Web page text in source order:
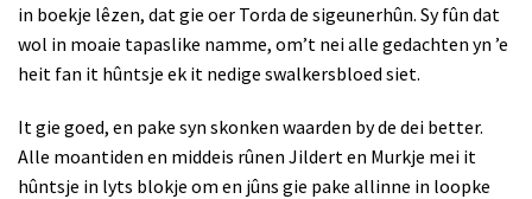
in boekje lêzen, dat gie oer Torda de sigeunerhûn. Sy fûn dat
wol in moaie tapaslike namme, om’t nei alle gedachten yn ’e
heit fan it hûntsje ek it nedige swalkersbloed siet.
It gie goed, en pake syn skonken waarden by de dei better.
Alle moantiden en middeis rûnen Jildert en Murkje mei it
hûntsje in lyts blokje om en jûns gie pake allinne in loopke